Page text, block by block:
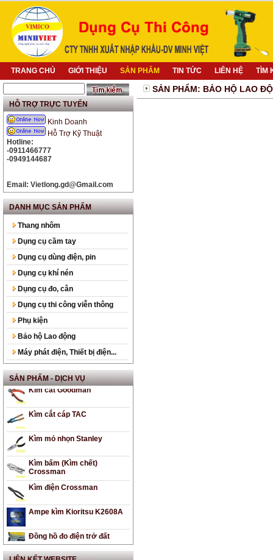
TRANG CHỦ GIỚI THIỆU SẢN PHẨM TIN TỨC LIÊN HỆ TÌM
HỖ TRỢ TRỰC TUYẾN
Kinh Doanh
Hỗ Trợ Kỹ Thuật
Hotline:
-0911466777
-0949144687
Email: Vietlong.gd@Gmail.com
DANH MỤC SẢN PHẨM
Thang nhôm
Dụng cụ cầm tay
Dụng cụ dùng điện, pin
Dụng cụ khí nén
Dụng cụ đo, cân
Dụng cụ thi công viễn thông
Phụ kiện
Bảo hộ Lao động
Máy phát điện, Thiết bị điện...
SẢN PHẨM - DỊCH VỤ
Máy khoan Bosch GBM
Máy khoan búa Boss GBH 2-
26RE
Bộ khẩu ( Bộ Tuyp)Takayo
25PCS
Bộ Vòng miệng Licota
Kìm bóp cos thủy lực
DALUSHAN
Kìm bấm Cos Licota
Kìm cộng lực Stanley
Kìm cắt Goodman
Kìm cắt cáp TAC
Kìm mỏ nhọn Stanley
Kìm bấm (Kìm chết)
Crossman
Kìm điện Crossman
Ampe kìm Kioritsu K2608A
Đồng hồ đo điện trở đất
Kyoritsu-4105A
Máy định vị (GPS) Garmin
SẢN PHẨM: BẢO HỘ LAO